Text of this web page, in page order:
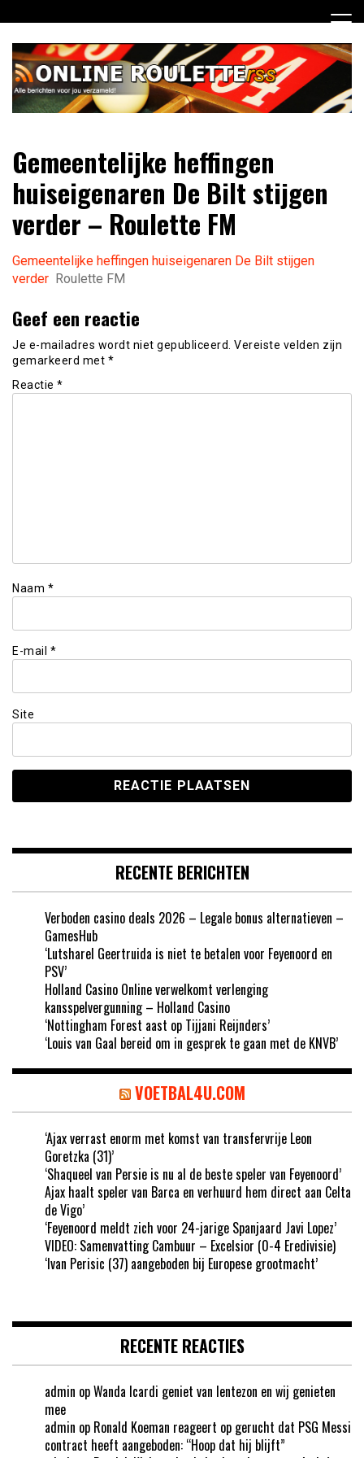
naar
inhoud
Online Roulette RSS
verzameld
Gemeentelijke heffingen
huiseigenaren De Bilt stijgen
verder – Roulette FM
Gemeentelijke heffingen huiseigenaren De Bilt stijgen
verder Roulette FM
Geef een reactie
Je e-mailadres wordt niet gepubliceerd. Vereiste velden zijn
gemarkeerd met *
Reactie *
Naam *
E-mail *
Site
RECENTE BERICHTEN
Verboden casino deals 2026 – Legale bonus alternatieven –
GamesHub
‘Lutsharel Geertruida is niet te betalen voor Feyenoord en
PSV’
Holland Casino Online verwelkomt verlenging
kansspelvergunning – Holland Casino
‘Nottingham Forest aast op Tijjani Reijnders’
‘Louis van Gaal bereid om in gesprek te gaan met de KNVB’
VOETBAL4U.COM
‘Ajax verrast enorm met komst van transfervrije Leon
Goretzka (31)’
‘Shaqueel van Persie is nu al de beste speler van Feyenoord’
Ajax haalt speler van Barca en verhuurd hem direct aan Celta
de Vigo’
‘Feyenoord meldt zich voor 24-jarige Spanjaard Javi Lopez’
VIDEO: Samenvatting Cambuur – Excelsior (0-4 Eredivisie)
‘Ivan Perisic (37) aangeboden bij Europese grootmacht’
RECENTE REACTIES
admin opWanda Icardi geniet van lentezon en wij genieten
mee
admin op Ronald Koeman reageert op gerucht dat PSG Messi
contract heeft aangeboden: “Hoop dat hij blijft”